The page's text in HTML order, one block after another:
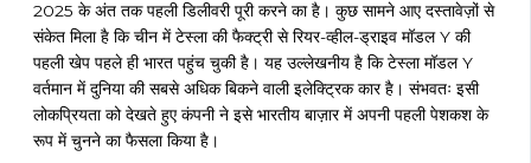
2025 के अंत तक पहली डिलीवरी पूरी करने का है। कुछ सामने आए दस्तावेज़ों से
संकेत मिला है कि चीन में टेस्ला की फैक्ट्री से रियर-व्हील-ड्राइव मॉडल Y की
पहली खेप पहले ही भारत पहुंच चुकी है। यह उल्लेखनीय है कि टेस्ला मॉडल Y
वर्तमान में दुनिया की सबसे अधिक बिकने वाली इलेक्ट्रिक कार है। संभवतः इसी
लोकप्रियता को देखते हुए कंपनी ने इसे भारतीय बाज़ार में अपनी पहली पेशकश के
रूप में चुनने का फैसला किया है।